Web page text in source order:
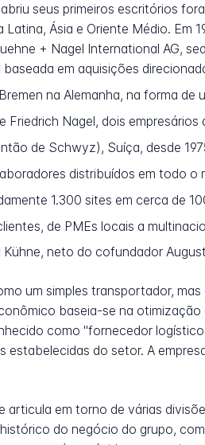
seus primeiros escritórios
Latina, Ásia e Oriente Médio.
+ Nagel International AG,
em aquisições
na Alemanha, na forma
Friedrich Nagel, dois
de Schwyz), Suíça, desde
distribuídos em todo o
1.300 sites em cerca de
de PMEs locais a
Kühne, neto do cofundador
um simples transportador,
baseia-se na
como "fornecedor
estabelecidas do setor. A
articula em torno de várias
do negócio do grupo,